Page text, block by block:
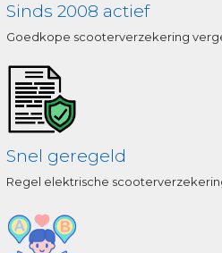
Sinds 2008 actief
Goedkope scooterverzekering
Snel geregeld
Regel elektrische